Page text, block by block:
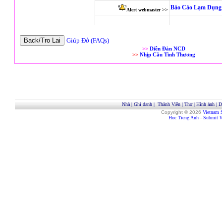
Alert webmaster >> Báo Cáo Lạm
Giúp Đở (FAQs)
>> Diễn Đàn NCD
>> Nhịp Cầu Tình Thương
Nhà| Ghi danh| Thành Viên| Thơ| Hình ảnh|
Copyright © 2026 Vietnam
Hoc Tieng Anh - Submit